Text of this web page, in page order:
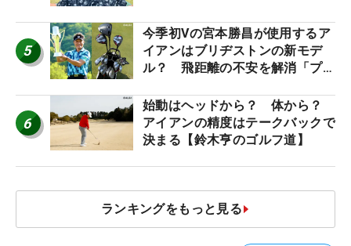
5
今季初Vの宮本勝昌が使用するア
イアンはブリヂストンの新モデ
ル？ 飛距離の不安を解消「プラ
6
始動はヘッドから？ 体から？
アイアンの精度はテークバックで
決まる【鈴木亨のゴルフ道】
ランキングをもっと見る